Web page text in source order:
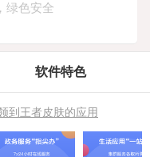
绿色安全
软件特色
到王者皮肤的应用